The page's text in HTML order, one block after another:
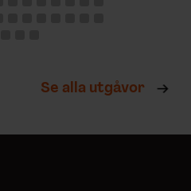
Se alla utgåvor